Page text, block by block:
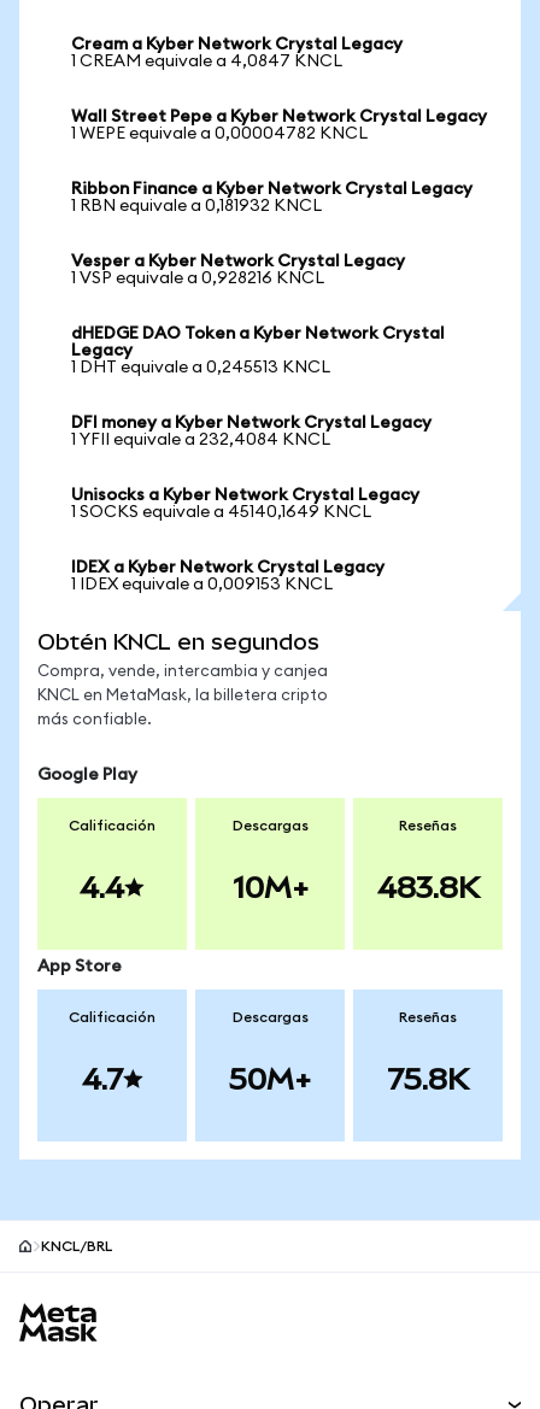
Cream a Kyber Network Crystal Legacy
1 CREAM equivale a 4,0847 KNCL
Wall Street Pepe a Kyber Network Crystal Legacy
1 WEPE equivale a 0,00004782 KNCL
Ribbon Finance a Kyber Network Crystal Legacy
1 RBN equivale a 0,181932 KNCL
Vesper a Kyber Network Crystal Legacy
1 VSP equivale a 0,928216 KNCL
dHEDGE DAO Token a Kyber Network Crystal
Legacy
1 DHT equivale a 0,245513 KNCL
DFI money a Kyber Network Crystal Legacy
1 YFII equivale a 232,4084 KNCL
Unisocks a Kyber Network Crystal Legacy
1 SOCKS equivale a 45140,1649 KNCL
IDEX a Kyber Network Crystal Legacy
1 IDEX equivale a 0,009153 KNCL
Obtén KNCL en segundos
Compra, vende, intercambia y canjea
KNCL en MetaMask, la billetera cripto
más confiable.
Google Play
Calificación
4.4
Descargas
10M+
Reseñas
483.8K
App Store
Calificación
4.7
Descargas
50M+
Reseñas
75.8K
KNCL/BRL